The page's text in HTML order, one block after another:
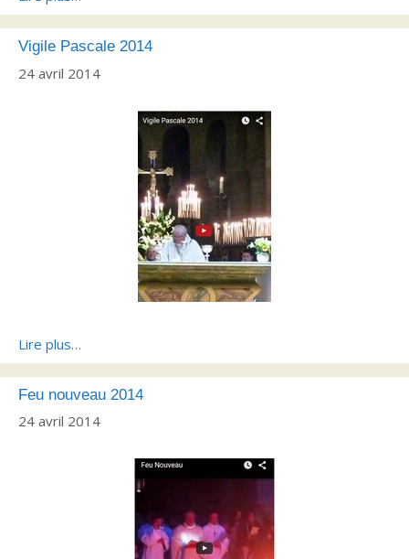
Vigile Pascale 2014
24 avril 2014
Lire plus…
Feu nouveau 2014
24 avril 2014